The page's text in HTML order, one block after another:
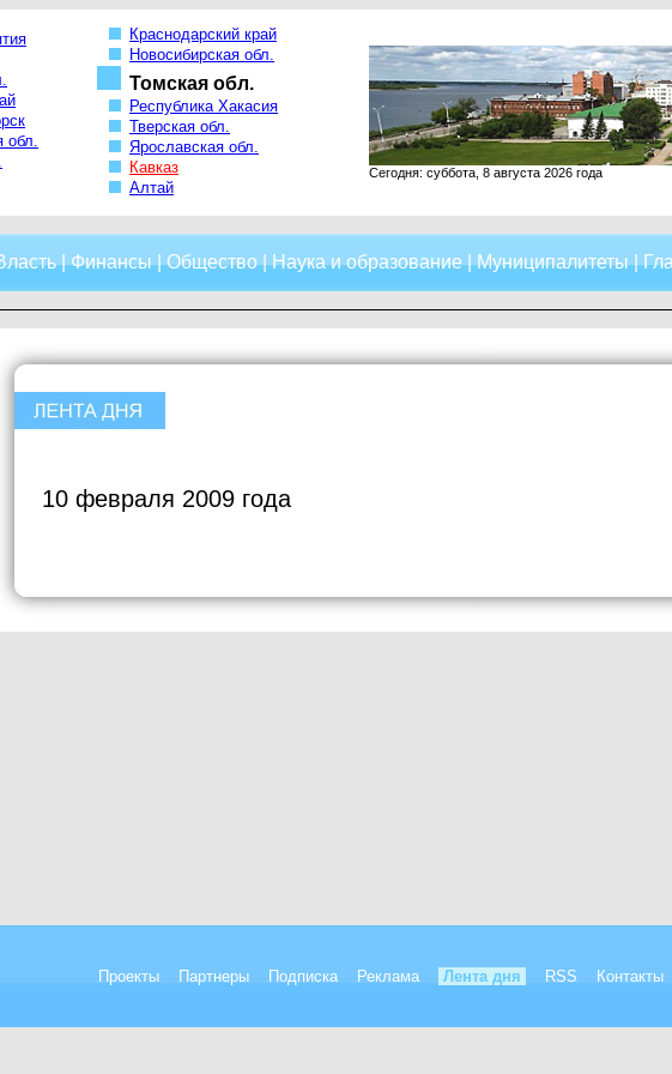
обл.
Краснодарский край
Новосибирская обл.
Томская обл.
Республика Хакасия
Тверская обл.
Ярославская обл.
Кавказ
Алтай
Сегодня: суббота, 8 августа 2026 года
|Финансы|Общество|Наука и образование|Муниципалитеты|
10 февраля 2009 года
Проекты Партнеры Подписка Реклама Лента дня RSS Контакты